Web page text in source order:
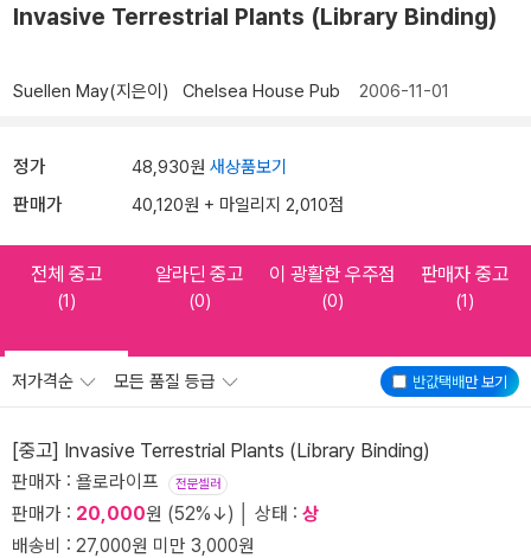
Invasive Terrestrial Plants (Library Binding)
Suellen May(지은이) Chelsea House Pub 2006-11-01
정가 48,930원 새상품보기
판매가 40,120원 + 마일리지 2,010점
전체 중고
(1)
알라딘 중고
(0)
이 광활한 우주점
(0)
판매자 중고
(1)
반값택배만 보기
저가격순 모든 품질 등급
[중고] Invasive Terrestrial Plants (Library Binding)
판매자 : 욜로라이프 전문셀러
판매가 : 20,000원 (52%↓) │ 상태 : 상
배송비 : 27,000원 미만 3,000원